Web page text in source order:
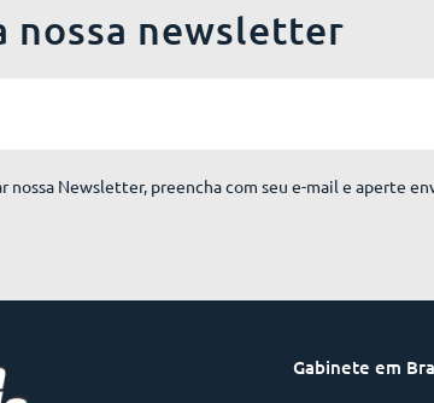
nossa newsletter
nossa Newsletter, preencha com seu e-mail e aperte
Gabinete em